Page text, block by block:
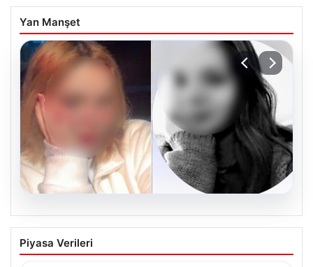
Yan Manşet
06.08.2026
Hatay’da sır olay. Göğsünden vurulmuş
halde bulundu, telefonundan olay anının
Piyasa Verileri